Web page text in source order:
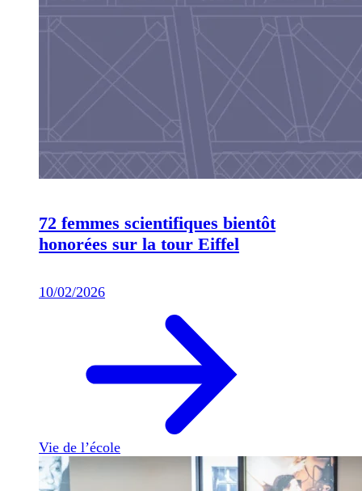
72 femmes scientifiques bientôt
honorées sur la tour Eiffel
10/02/2026
Vie de l’école